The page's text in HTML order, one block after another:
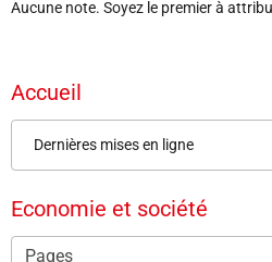
Aucune note. Soyez le premier à
Accueil
Dernières mises en ligne
Economie et société